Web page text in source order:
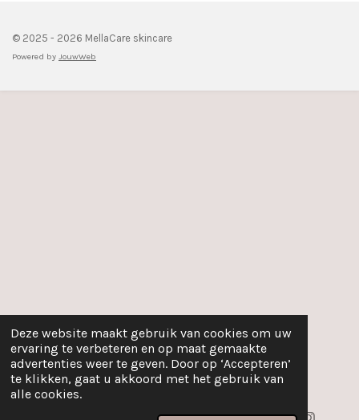
Deze website maakt gebruik van cookies om uw
ervaring te verbeteren en op maat gemaakte
advertenties weer te geven. Door op ‘Accepteren’
te klikken, gaat u akkoord met het gebruik van
alle cookies.
© 2025 - 2026 MellaCare skincare
Powered by JouwWeb